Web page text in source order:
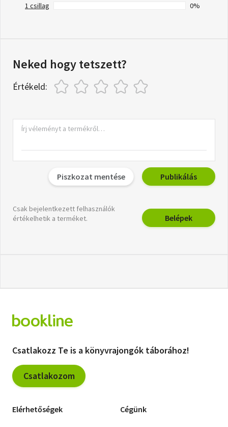
1 csillag
0%
Neked hogy tetszett?
Értékeld:
Piszkozat mentése Publikálás
Csak bejelentkezett felhasználók
értékelhetik a terméket.
Belépek
Csatlakozz Te is a könyvrajongók táborához!
Csatlakozom
Elérhetőségek Cégünk